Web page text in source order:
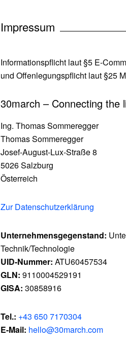
Impressum
Informationspflicht laut §5 E-
und Offenlegungspflicht laut §25
30march – Connecting the
Ing. Thomas Sommeregger
Thomas Sommeregger
Josef-August-Lux-Straße 8
5026 Salzburg
Österreich
Zur Datenschutzerklärung
Unternehmensgegenstand:
Technik/Technologie
UID-Nummer: ATU60457534
GLN: 9110004529191
GISA: 30858916
Tel.: +43 650 7170304
E-Mail: hello@30march.com